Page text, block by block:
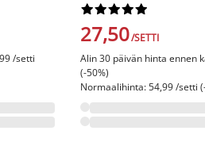
/setti






27,50/SETTI
Alin 30 päivän hinta ennen
(-50%)
Normaalihinta: 54,99 /setti